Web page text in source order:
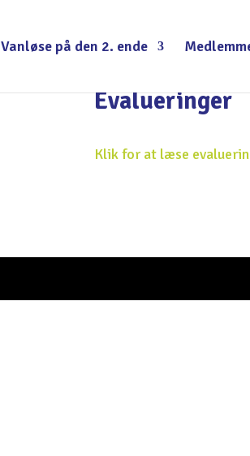
Vanløse på den 2. ende
Evalueringer
Klik for at læse